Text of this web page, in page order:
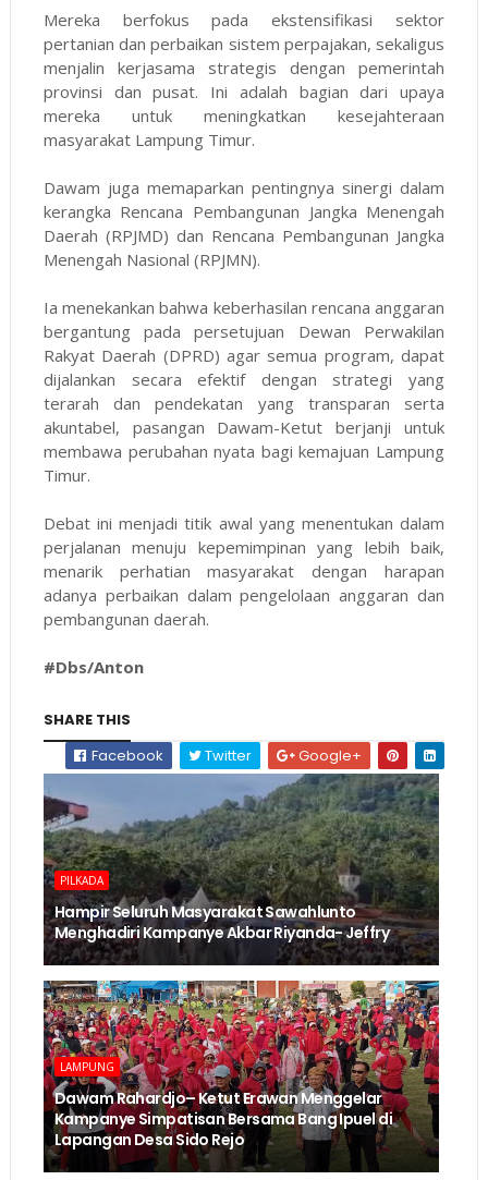
Mereka berfokus pada ekstensifikasi sektor
pertanian dan perbaikan sistem perpajakan, sekaligus
menjalin kerjasama strategis dengan pemerintah
provinsi dan pusat. Ini adalah bagian dari upaya
mereka untuk meningkatkan kesejahteraan
masyarakat Lampung Timur.
Dawam juga memaparkan pentingnya sinergi dalam
kerangka Rencana Pembangunan Jangka Menengah
Daerah (RPJMD) dan Rencana Pembangunan Jangka
Menengah Nasional (RPJMN).
Ia menekankan bahwa keberhasilan rencana anggaran
bergantung pada persetujuan Dewan Perwakilan
Rakyat Daerah (DPRD) agar semua program, dapat
dijalankan secara efektif dengan strategi yang
terarah dan pendekatan yang transparan serta
akuntabel, pasangan Dawam-Ketut berjanji untuk
membawa perubahan nyata bagi kemajuan Lampung
Timur.
Debat ini menjadi titik awal yang menentukan dalam
perjalanan menuju kepemimpinan yang lebih baik,
menarik perhatian masyarakat dengan harapan
adanya perbaikan dalam pengelolaan anggaran dan
pembangunan daerah.
#Dbs/Anton
SHARE THIS
Facebook
Twitter Google+
PILKADA
Hampir Seluruh Masyarakat Sawahlunto
Menghadiri Kampanye Akbar Riyanda- Jeffry
LAMPUNG
Dawam Rahardjo– Ketut Erawan Menggelar
Kampanye Simpatisan Bersama Bang Ipuel di
Lapangan Desa Sido Rejo